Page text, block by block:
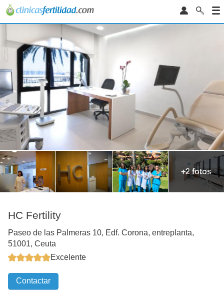
+2 fotos
HC Fertility
Paseo de las Palmeras 10, Edf. Corona, entreplanta,
51001, Ceuta
Excelente
Contactar